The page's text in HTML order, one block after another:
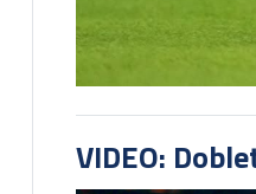
VIDEO: